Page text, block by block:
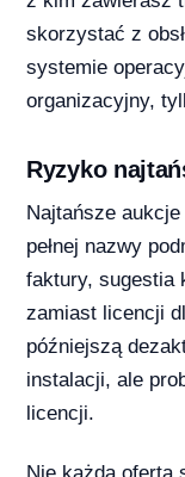
potrzebujesz [2026]
04-03skorzystać z
systemie
organizacyjny,
Ryzyko
Najtańsze
pełnej nazwy
faktury, sugestia
zamiast licencji
późniejszą
instalacji, ale
licencji.
Nie każda oferta